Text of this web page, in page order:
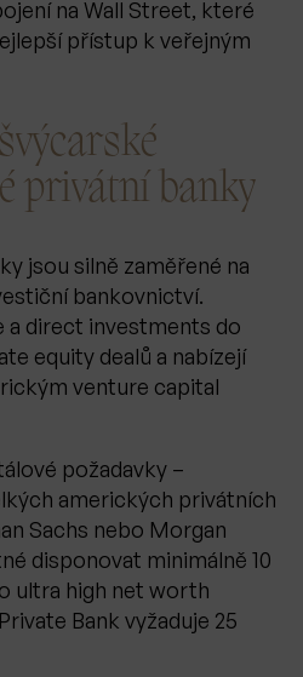
na Wall Street, které
přístup k veřejným
privátní banky
jsou silně zaměřené na
bankovnictví.
a direct investments do
equity dealů a nabízejí
venture capital
požadavky –
amerických privátních
Sachs nebo Morgan
disponovat minimálně 10
ultra high net worth
Bank vyžaduje 25